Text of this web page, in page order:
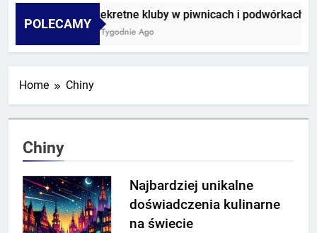
POLECAMY
Sekretne kluby w piwnicach i podwórkach
3 Tygodnie Ago
Home Chiny
Chiny
Najbardziej unikalne
doświadczenia kulinarne
na świecie